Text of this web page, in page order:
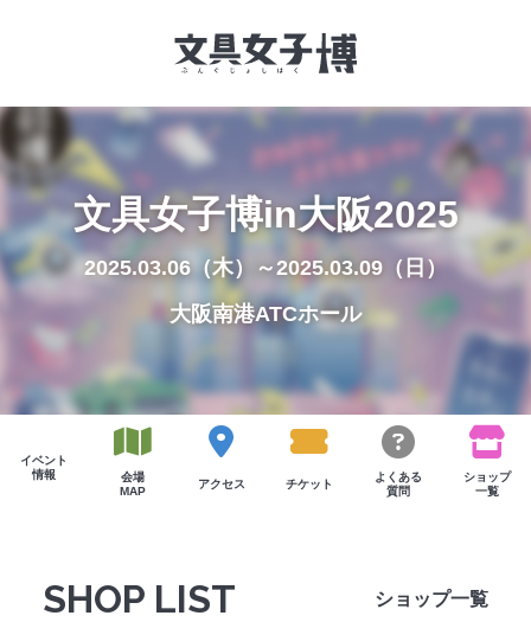
文具女子博とは
イベント一覧
NEWS
文具女子アワード
アイデアコンペ
レポート
SHARE ME!
文具女子博in大阪2025
2025.03.06（木）～2025.03.09（日）
大阪南港ATCホール
イベント
情報
会場
MAP
アクセス チケット
よくある
質問
ショップ
一覧
SHOP LIST ショップ一覧